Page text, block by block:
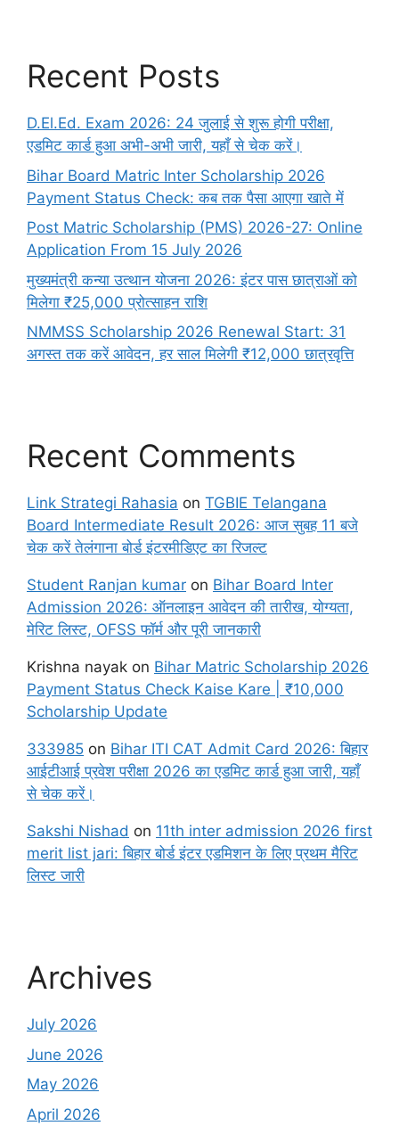
Recent Posts
D.El.Ed. Exam 2026: 24 जुलाई से शुरू होगी परीक्षा,
एडमिट कार्ड हुआ अभी-अभी जारी, यहाँ से चेक करें।
Bihar Board Matric Inter Scholarship 2026
Payment Status Check: कब तक पैसा आएगा खाते में
Post Matric Scholarship (PMS) 2026-27: Online
Application From 15 July 2026
मुख्यमंत्री कन्या उत्थान योजना 2026: इंटर पास छात्राओं को
मिलेगा ₹25,000 प्रोत्साहन राशि
NMMSS Scholarship 2026 Renewal Start: 31
अगस्त तक करें आवेदन, हर साल मिलेगी ₹12,000 छात्रवृत्ति
Recent Comments
Link Strategi Rahasia on TGBIE Telangana
Board Intermediate Result 2026: आज सुबह 11 बजे
चेक करें तेलंगाना बोर्ड इंटरमीडिएट का रिजल्ट
Student Ranjan kumar on Bihar Board Inter
Admission 2026: ऑनलाइन आवेदन की तारीख, योग्यता,
मेरिट लिस्ट, OFSS फॉर्म और पूरी जानकारी
Krishna nayak on Bihar Matric Scholarship 2026
Payment Status Check Kaise Kare | ₹10,000
Scholarship Update
333985 on Bihar ITI CAT Admit Card 2026: बिहार
आईटीआई प्रवेश परीक्षा 2026 का एडमिट कार्ड हुआ जारी, यहाँ
से चेक करें।
Sakshi Nishad on 11th inter admission 2026 first
merit list jari: बिहार बोर्ड इंटर एडमिशन के लिए प्रथम मैरिट
लिस्ट जारी
Archives
July 2026
June 2026
May 2026
April 2026